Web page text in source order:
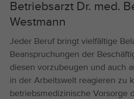
Betriebsarzt Dr. med.
Westmann
Jeder Beruf bringt vielfältige
Beanspruchungen der
diesen vorzubeugen und auch
in der Arbeitswelt reagieren zu
betriebsmedizinische Vorsorge